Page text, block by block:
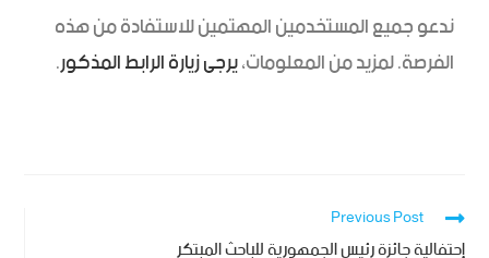
ندعو جميع المستخدمين المهتمين للاستفادة من هذه
الفرصة. لمزيد من المعلومات،يرجى زيارة الرابط المذكور.
Previous Post
إحتفالية جائزة رئيس الجمهورية للباحث المبتكر